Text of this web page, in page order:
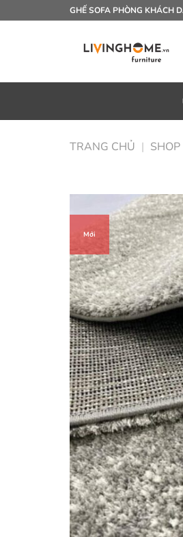
qua
GHẾ SOFA PHÒNG KHÁCH
TRANG CHỦ | SHOP
Mới